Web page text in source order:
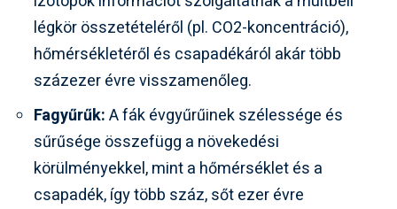
légkör összetételéről (pl. CO2-koncentráció),
hőmérsékletéről és csapadékáról akár több
százezer évre visszamenőleg.
Fagyűrűk:A fák évgyűrűinek szélessége és
sűrűsége összefügg a növekedési
körülményekkel, mint a hőmérséklet és a
csapadék, így több száz, sőt ezer évre